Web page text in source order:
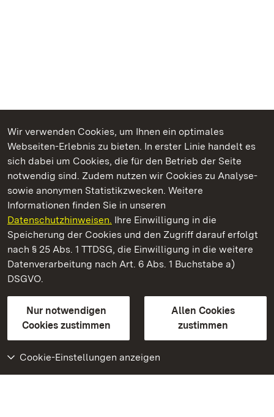
Wir verwenden Cookies, um Ihnen ein optimales
Webseiten-Erlebnis zu bieten. In erster Linie handelt es
sich dabei um Cookies, die für den Betrieb der Seite
notwendig sind. Zudem nutzen wir Cookies zu Analyse-
sowie anonymen Statistikzwecken. Weitere
Informationen finden Sie in unseren
Datenschutzhinweisen. Ihre Einwilligung in die
Speicherung der Cookies und den Zugriff darauf erfolgt
nach § 25 Abs. 1 TTDSG, die Einwilligung in die weitere
Datenverarbeitung nach Art. 6 Abs. 1 Buchstabe a)
DSGVO.
Nur notwendigen
Cookies zustimmen
Allen Cookies
zustimmen
Cookie-Einstellungen anzeigen
Kommen. Staunen. Genießen.
Residenzschloss Ludwigsburg
Staatliche Schlösser und Gärten Baden-Württemberg
Kontakt
GebärdenspracheLeichte Sprache
Erklärung zur Barrierefreiheit
BITV-konform (geprüfte Seiten)
Weiteres